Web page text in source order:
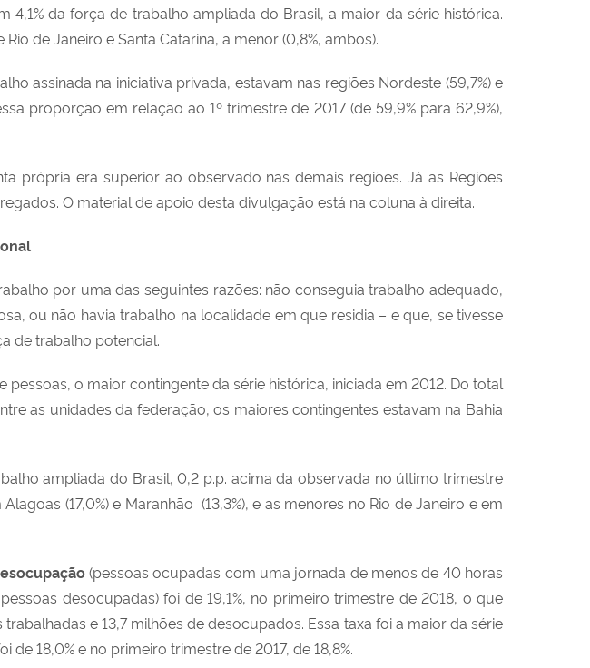
da força de trabalho ampliada do Brasil, a maior da série histórica.
de Janeiro e Santa Catarina, a menor (0,8%, ambos).
assinada na iniciativa privada, estavam nas regiões Nordeste (59,7%) e
proporção em relação ao 1º trimestre de 2017 (de 59,9% para 62,9%),
própria era superior ao observado nas demais regiões. Já as Regiões
O material de apoio desta divulgação está na coluna à direita.
por uma das seguintes razões: não conseguia trabalho adequado,
ou não havia trabalho na localidade em que residia – e que, se tivesse
de trabalho potencial.
o maior contingente da série histórica, iniciada em 2012. Do total
as unidades da federação, os maiores contingentes estavam na Bahia
ampliada do Brasil, 0,2 p.p. acima da observada no último trimestre
(17,0%) e Maranhão (13,3%), e as menores no Rio de Janeiro e em
(pessoas ocupadas com uma jornada de menos de 40 horas
desocupadas) foi de 19,1%, no primeiro trimestre de 2018, o que
e 13,7 milhões de desocupados. Essa taxa foi a maior da série
de 18,0% e no primeiro trimestre de 2017, de 18,8%.